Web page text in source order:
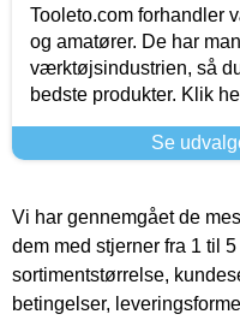
Tooleto.com forhandler
og amatører. De har
værktøjsindustrien, så
bedste produkter. Klik
Se
Vi har gennemgået de
dem med stjerner fra 1 til
sortimentstørrelse,
betingelser,